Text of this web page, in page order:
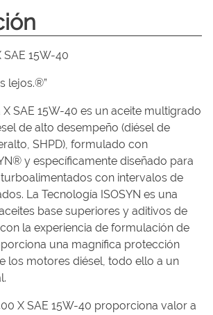
SAE 15W-40
lejos.®”
SAE 15W-40 es un aceite multigrado
de alto desempeño (diésel de
SHPD), formulado con
y específicamente diseñado para
con intervalos de
La Tecnología ISOSYN es una
base superiores y aditivos de
la experiencia de formulación de
una magnífica protección
los motores diésel, todo ello a un
X SAE 15W-40 proporciona valor a